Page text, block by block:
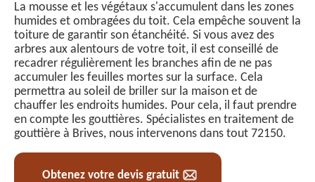
La mousse et les végétaux s'accumulent dans les zones
humides et ombragées du toit. Cela empêche souvent la
toiture de garantir son étanchéité. Si vous avez des
arbres aux alentours de votre toit, il est conseillé de
recadrer régulièrement les branches afin de ne pas
accumuler les feuilles mortes sur la surface. Cela
permettra au soleil de briller sur la maison et de
chauffer les endroits humides. Pour cela, il faut prendre
en compte les gouttières. Spécialistes en traitement de
gouttière à Brives, nous intervenons dans tout 72150.
Obtenez votre devis gratuit